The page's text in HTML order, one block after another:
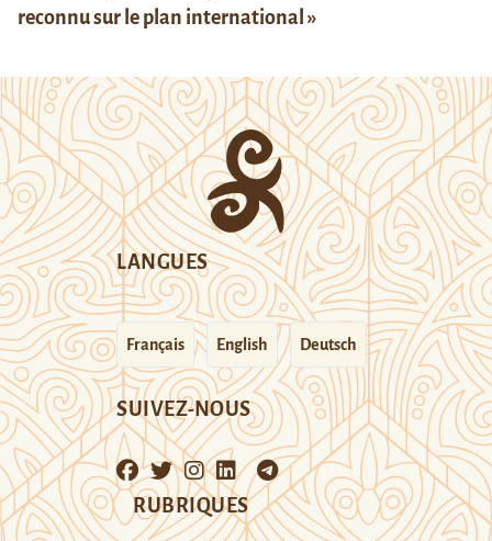
reconnu sur le plan international »
LANGUES
Français English Deutsch
SUIVEZ-NOUS
RUBRIQUES